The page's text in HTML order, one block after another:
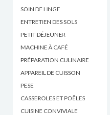
SOIN DE LINGE
ENTRETIEN DES SOLS
PETIT DÉJEUNER
MACHINE À CAFÉ
PRÉPARATION CULINAIRE
APPAREIL DE CUISSON
PESE
CASSEROLES ET POÊLES
CUISINE CONVIVIALE